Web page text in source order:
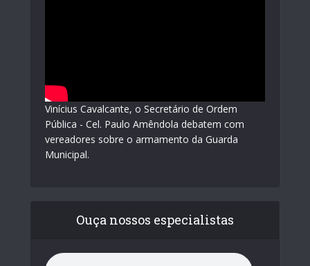
Vinícius Cavalcante, o Secretário de Ordem
Pública - Cel. Paulo Amêndola debatem com
vereadores sobre o armamento da Guarda
Municipal.
Ouça nossos especialistas